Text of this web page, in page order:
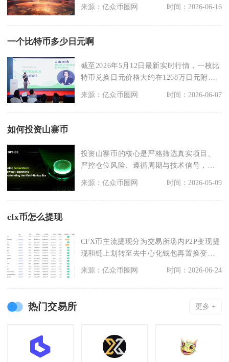
来源：亿众币圈网 时间：2026-06-16
一个比特币多少日元啊
截至2026年5月12日最新实时行情，一枚比
特币兑换日元价格大约在1268万日元附
来源：亿众币圈网 时间：2026-06-07
如何投资山寨币
投资山寨币的核心是严格筛选真实项目、
严控仓位风险、遵循周期与技术信号，并
来源：亿众币圈网 时间：2026-05-09
cfx币怎么提现
CFX币主流提现分为交易所场内P2P变现提
现和链上划转至去中心化钱包再置换变现
两种路径，普
来源：亿众币圈网 时间：2026-06-24
热门交易所 更多 +